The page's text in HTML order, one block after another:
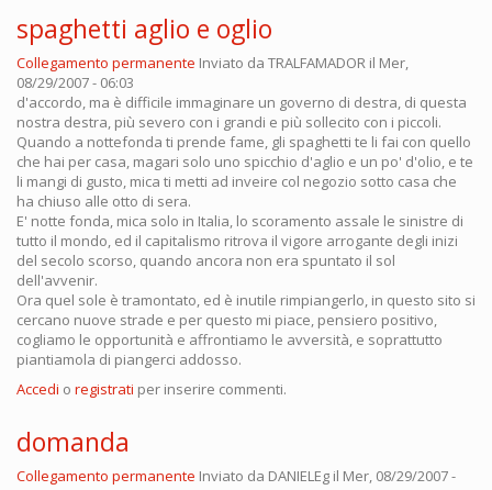
spaghetti aglio e oglio
Collegamento permanente Inviato da TRALFAMADOR il Mer,
08/29/2007 - 06:03
d'accordo, ma è difficile immaginare un governo di destra, di questa
nostra destra, più severo con i grandi e più sollecito con i piccoli.
Quando a nottefonda ti prende fame, gli spaghetti te li fai con quello
che hai per casa, magari solo uno spicchio d'aglio e un po' d'olio, e te
li mangi di gusto, mica ti metti ad inveire col negozio sotto casa che
ha chiuso alle otto di sera.
E' notte fonda, mica solo in Italia, lo scoramento assale le sinistre di
tutto il mondo, ed il capitalismo ritrova il vigore arrogante degli inizi
del secolo scorso, quando ancora non era spuntato il sol
dell'avvenir.
Ora quel sole è tramontato, ed è inutile rimpiangerlo, in questo sito si
cercano nuove strade e per questo mi piace, pensiero positivo,
cogliamo le opportunità e affrontiamo le avversità, e soprattutto
piantiamola di piangerci addosso.
Accedi o registrati per inserire commenti.
domanda
Collegamento permanente Inviato da DANIELEg il Mer, 08/29/2007 -